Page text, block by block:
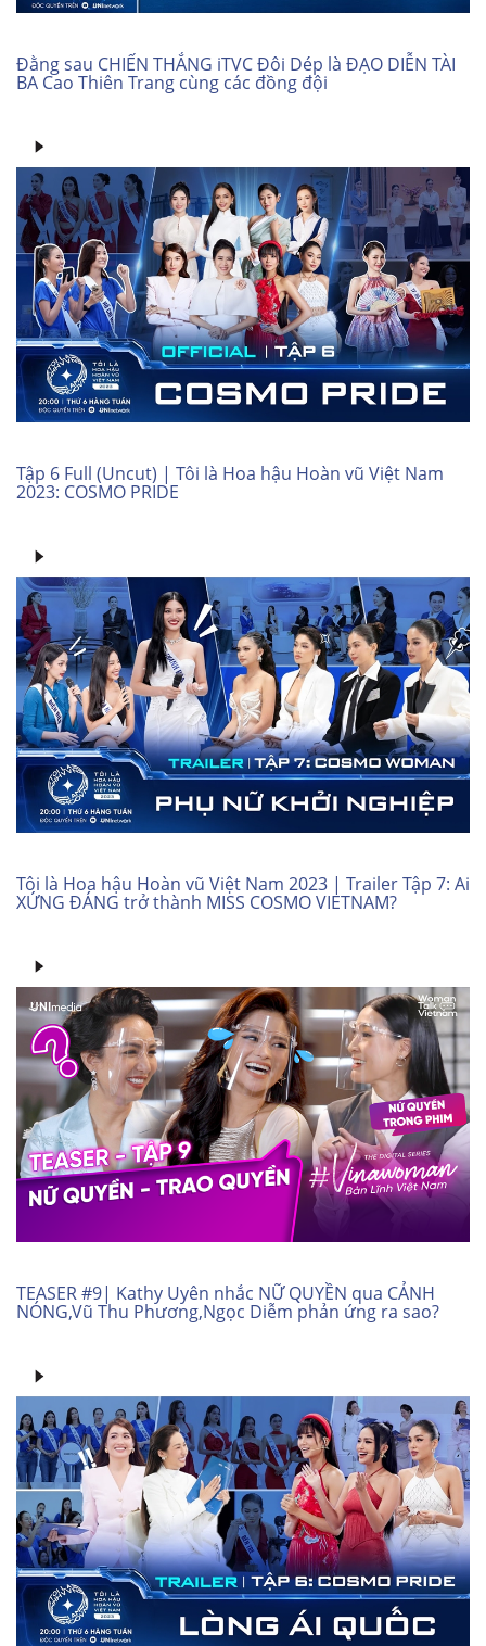
Đằng sau CHIẾN THẮNG iTVC Đôi Dép là ĐẠO DIỄN TÀI
BA Cao Thiên Trang cùng các đồng đội
Tập 6 Full (Uncut) | Tôi là Hoa hậu Hoàn vũ Việt Nam
2023: COSMO PRIDE
Tôi là Hoa hậu Hoàn vũ Việt Nam 2023 | Trailer Tập 7: Ai
XỨNG ĐÁNG trở thành MISS COSMO VIETNAM?
TEASER #9| Kathy Uyên nhắc NỮ QUYỀN qua CẢNH
NÓNG,Vũ Thu Phương,Ngọc Diễm phản ứng ra sao?